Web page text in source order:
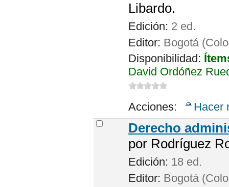
Libardo.
Edición: 2 ed.
Editor: Bogotá
Disponibilidad:
David Ordóñez
Acciones: Hacer
Derecho
por Rodríguez
Edición: 18 ed.
Editor: Bogotá